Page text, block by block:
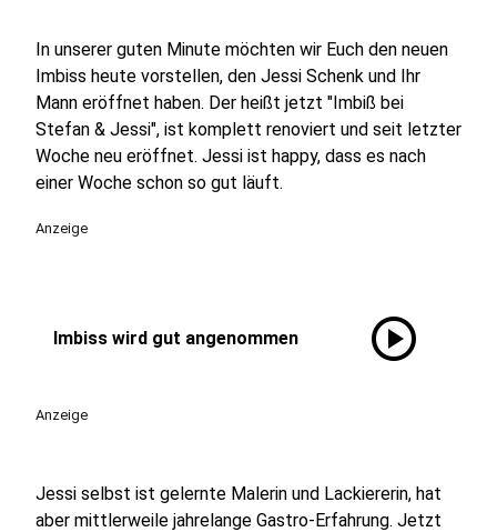
In unserer guten Minute möchten wir Euch den neuen
Imbiss heute vorstellen, den Jessi Schenk und Ihr
Mann eröffnet haben. Der heißt jetzt "Imbiß bei
Stefan & Jessi", ist komplett renoviert und seit letzter
Woche neu eröffnet. Jessi ist happy, dass es nach
einer Woche schon so gut läuft.
Anzeige
Imbiss wird gut angenommen play_circle
Anzeige
Jessi selbst ist gelernte Malerin und Lackiererin, hat
aber mittlerweile jahrelange Gastro-Erfahrung. Jetzt